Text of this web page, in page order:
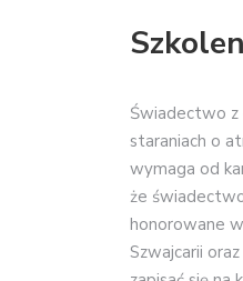
Świadectwo
staraniach o
wymaga od
że
honorowane
Szwajcarii